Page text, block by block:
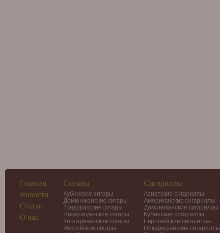
Главная
Новости
Статьи
О нас
Сигары
Кубинские сигары
Доминиканские сигары
Гондурасские сигары
Никарагуанские сигары
Костариканские сигары
Российские сигары
Сигариллы
Азиатские сигариллы
Американские сигариллы
Доминиканские сигариллы
Кубинские сигариллы
Европейские сигариллы
Никарагуанские сигариллы